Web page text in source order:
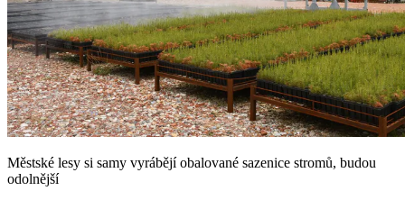
Městské lesy si samy vyrábějí obalované sazenice stromů, budou
odolnější